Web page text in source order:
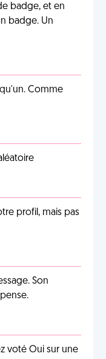
badge, et en
badge. Un
Comme
profil, mais pas
Son
voté Oui sur une